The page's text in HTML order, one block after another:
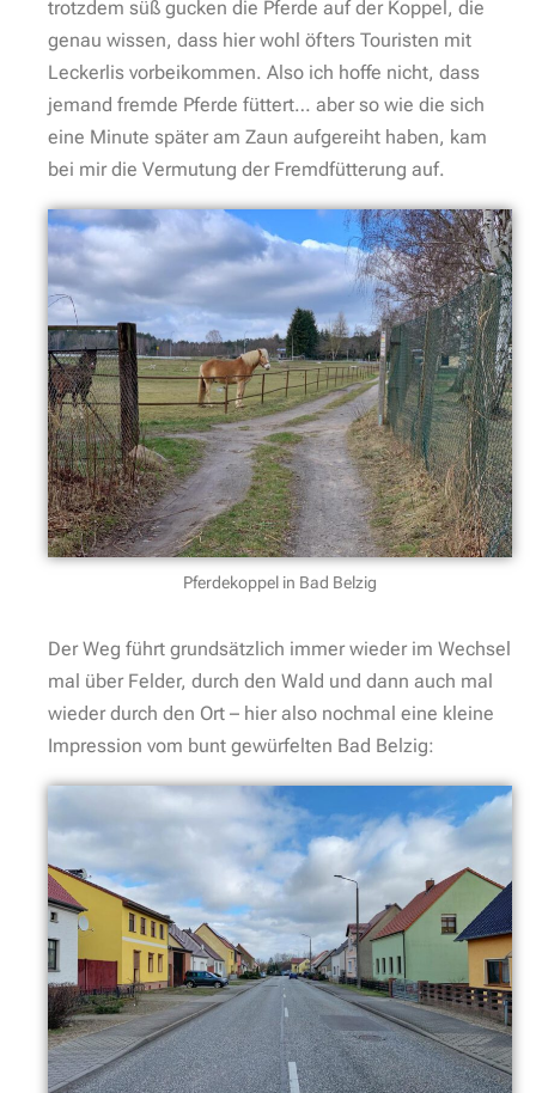
trotzdem süß gucken die Pferde auf der Koppel, die
genau wissen, dass hier wohl öfters Touristen mit
Leckerlis vorbeikommen. Also ich hoffe nicht, dass
jemand fremde Pferde füttert… aber so wie die sich
eine Minute später am Zaun aufgereiht haben, kam
bei mir die Vermutung der Fremdfütterung auf.
Pferdekoppel in Bad Belzig
Der Weg führt grundsätzlich immer wieder im Wechsel
mal über Felder, durch den Wald und dann auch mal
wieder durch den Ort – hier also nochmal eine kleine
Impression vom bunt gewürfelten Bad Belzig: